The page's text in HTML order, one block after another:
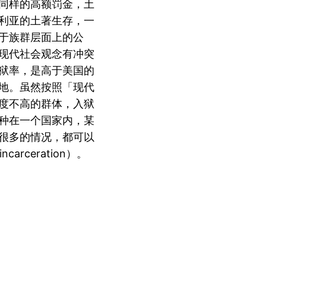
样的高额罚金，土
亚的土著生存，一
族群层面上的公
代社会观念有冲突
率，是高于美国的
。虽然按照「现代
不高的群体，入狱
在一个国家内，某
多的情况，都可以
）。